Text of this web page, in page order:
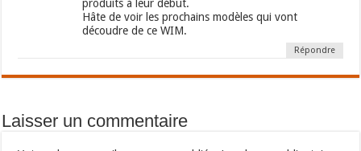
produits à leur début.
Hâte de voir les prochains modèles qui vont
découdre de ce WIM.
Répondre
Laisser un commentaire